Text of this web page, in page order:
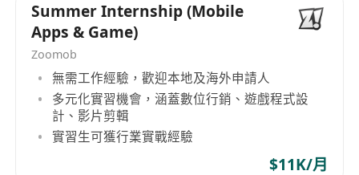
有效管理。
工作要求:
具備良好的視覺審美能力，熟悉短視頻拍攝與剪
輯技巧，能夠獨立完成高品質作品。
精通主流視頻剪輯軟體（如 Adobe Premiere、
Summer Internship (Mobile
Apps & Game)
Zoomob
無需工作經驗，歡迎本地及海外申請人
多元化實習機會，涵蓋數位行銷、遊戲程式設
計、影片剪輯
實習生可獲行業實戰經驗
$11K/月